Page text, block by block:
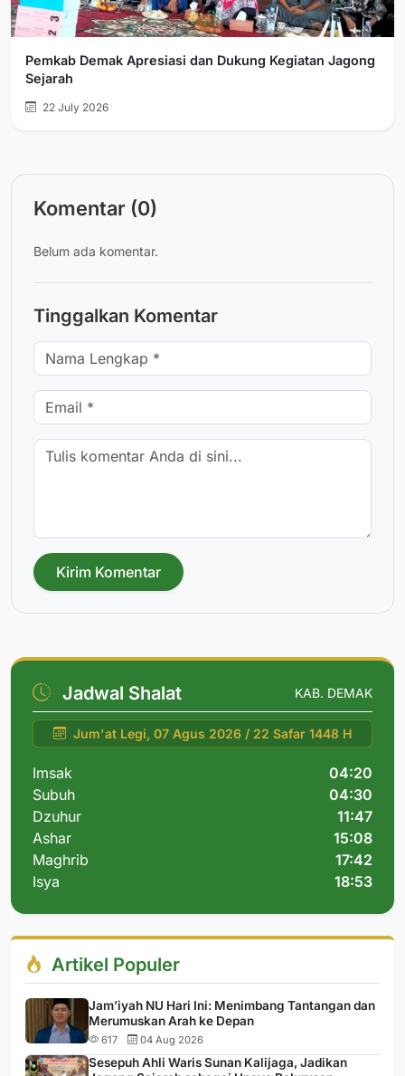
Pemkab Demak Apresiasi dan Dukung Kegiatan Jagong
Sejarah
22 July 2026
Komentar (0)
Belum ada komentar.
Tinggalkan Komentar
Kirim Komentar
Jadwal Shalat KAB. DEMAK
Jum'at Legi, 07 Agus 2026 / 22 Safar 1448 H
Imsak
04:20
Subuh
04:30
Dzuhur
11:47
Ashar
15:08
Maghrib
17:42
Isya
18:53
Artikel Populer
Jam’iyah NU Hari Ini: Menimbang Tantangan dan
Merumuskan Arah ke Depan
617 04 Aug 2026
Sesepuh Ahli Waris Sunan Kalijaga, Jadikan